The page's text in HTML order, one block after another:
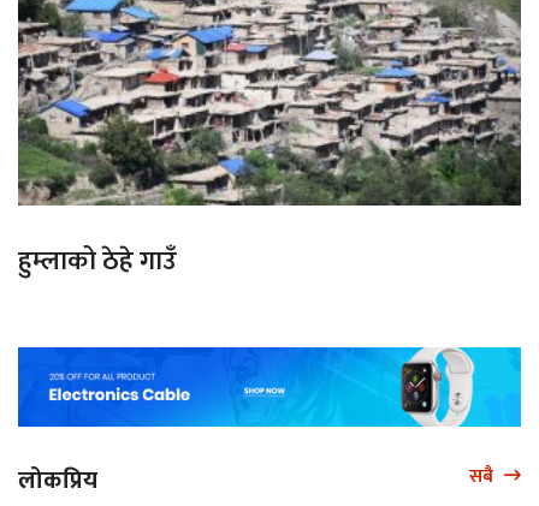
हुम्लाको ठेहे गाउँ
लोकप्रिय सबै